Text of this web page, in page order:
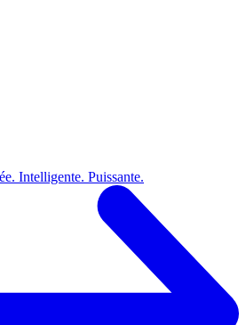
Intelligente. Puissante.